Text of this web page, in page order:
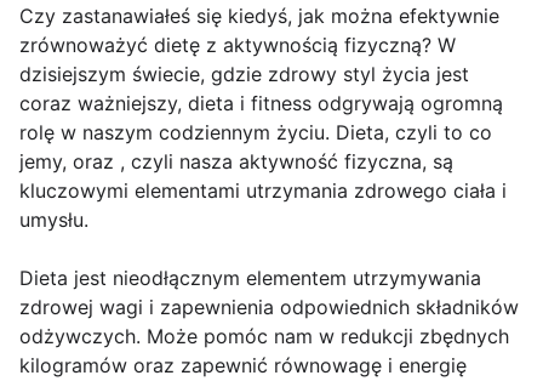
Czy zastanawiałeś się kiedyś, jak można efektywnie
zrównoważyć dietę z aktywnością fizyczną? W
dzisiejszym świecie, gdzie zdrowy styl życia jest
coraz ważniejszy, dieta i fitness odgrywają ogromną
rolę w naszym codziennym życiu. Dieta, czyli to co
jemy, oraz , czyli nasza aktywność fizyczna, są
kluczowymi elementami utrzymania zdrowego ciała i
umysłu.
Dieta jest nieodłącznym elementem utrzymywania
zdrowej wagi i zapewnienia odpowiednich składników
odżywczych. Może pomóc nam w redukcji zbędnych
kilogramów oraz zapewnić równowagę i energię